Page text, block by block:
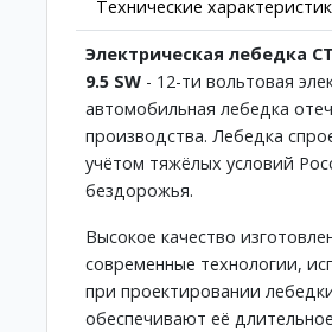
Технические
Электрическая лебедка
9.5 SW - 12-ти вольтовая
автомобильная лебедка
производства. Лебедка
учётом тяжёлых условий
бездорожья.
Высокое качество
современные технологии,
при проектировании
обеспечивают её